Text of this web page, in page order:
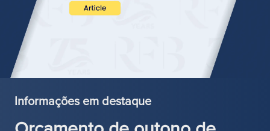
Informações em destaque